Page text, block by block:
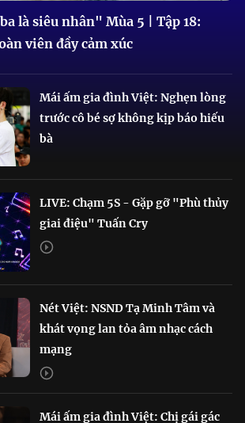
là siêu nhân" Mùa 5 | Tập 18:
viên đầy cảm xúc
Mái ấm gia đình Việt: Nghẹn lòng
trước cô bé sợ không kịp báo hiếu
bà
LIVE: Chạm 5S - Gặp gỡ "Phù thủy
giai điệu" Tuấn Cry
Nét Việt: NSND Tạ Minh Tâm và
khát vọng lan tỏa âm nhạc cách
mạng
Mái ấm gia đình Việt: Chị gái gác